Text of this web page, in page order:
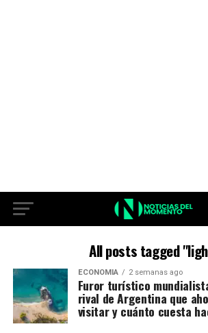
All posts tagged
ECONOMIA 2 semanas ago
Furor turístico
rival de Argentina que
visitar y cuánto cuesta